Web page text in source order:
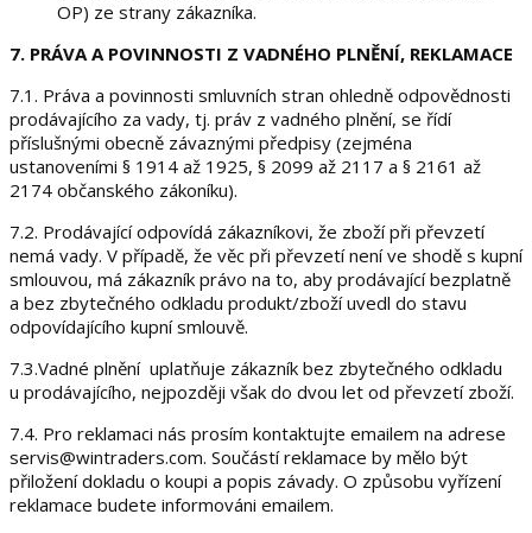
OP) ze strany zákazníka.
7. PRÁVA A POVINNOSTI Z VADNÉHO PLNĚNÍ, REKLAMACE
7.1. Práva a povinnosti smluvních stran ohledně odpovědnosti
prodávajícího za vady, tj. práv z vadného plnění, se řídí
příslušnými obecně závaznými předpisy (zejména
ustanoveními § 1914 až 1925, § 2099 až 2117 a § 2161 až
2174 občanského zákoníku).
7.2. Prodávající odpovídá zákazníkovi, že zboží při převzetí
nemá vady. V případě, že věc při převzetí není ve shodě s kupní
smlouvou, má zákazník právo na to, aby prodávající bezplatně
a bez zbytečného odkladu produkt/zboží uvedl do stavu
odpovídajícího kupní smlouvě.
7.3.Vadné plnění uplatňuje zákazník bez zbytečného odkladu
u prodávajícího, nejpozději však do dvou let od převzetí zboží.
7.4. Pro reklamaci nás prosím kontaktujte emailem na adrese
servis@wintraders.com. Součástí reklamace by mělo být
přiložení dokladu o koupi a popis závady. O způsobu vyřízení
reklamace budete informováni emailem.